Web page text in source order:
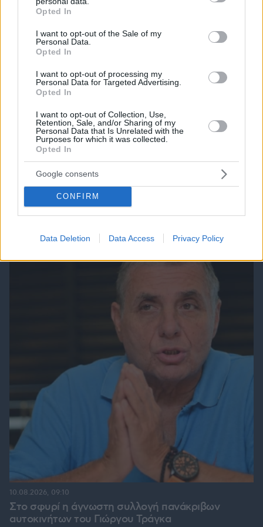
grant or deny consent to Google and its third-party tags to
use your data for below specified purposes in below Google
consent section.
Opted In
I want to opt-out of the Sale of my
Personal Data.
Opted In
I want to opt-out of processing my
Personal Data for Targeted Advertising.
Opted In
I want to opt-out of Collection, Use,
Retention, Sale, and/or Sharing of my
Personal Data that Is Unrelated with the
Purposes for which it was collected.
Opted In
Google consents
CONFIRM
Data Deletion Data Access Privacy Policy
Η 24χρονη αριστούχος της Ιατρικής Αθηνών, που
διάβασε τον Ιπποκρατικό Όρκο, μιλά για τον
«άριστο γιατρό»
10.08.2026, 14:01
Στο σφυρί η άγνωστη συλλογή πανάκριβων
αυτοκινήτων του Γιώργου Τράγκα
10.08.2026, 09:10